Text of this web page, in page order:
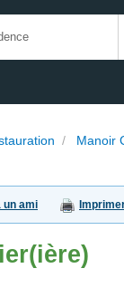
/ Manoir
un ami